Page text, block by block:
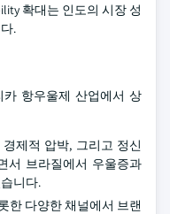
확대는 인도의 시장 성
.
항우울제 산업에서 상
제적 압박, 그리고 정신
서 브라질에서 우울증과
니다.
한 다양한 채널에서 브랜